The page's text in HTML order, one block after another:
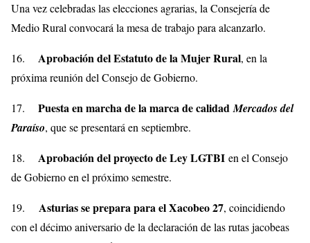
Una vez celebradas las elecciones agrarias, la Consejería de
Medio Rural convocará la mesa de trabajo para alcanzarlo.
16. Aprobación del Estatuto de la Mujer Rural, en la
próxima reunión del Consejo de Gobierno.
17. Puesta en marcha de la marca de calidadMercados del
Paraíso, que se presentará en septiembre.
18. Aprobación del proyecto de Ley LGTBI en el Consejo
de Gobierno en el próximo semestre.
19. Asturias se prepara para el Xacobeo 27, coincidiendo
con el décimo aniversario de la declaración de las rutas jacobeas